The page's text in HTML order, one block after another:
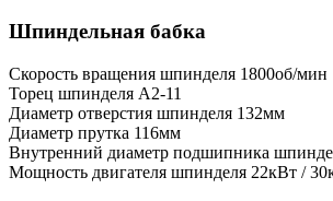
Шпиндельная бабка
Скорость вращения шпинделя 1800об/мин
Торец шпинделя A2-11
Диаметр отверстия шпинделя 132мм
Диаметр прутка 116мм
Внутренний диаметр подшипника
Мощность двигателя шпинделя 22кВт /